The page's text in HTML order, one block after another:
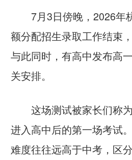
7月3日傍晚，2026年
额分配招生录取工作结束
与此同时，有高中发布高
关安排。
这场测试被家长们称为
进入高中后的第一场考试
难度往往远高于中考，区